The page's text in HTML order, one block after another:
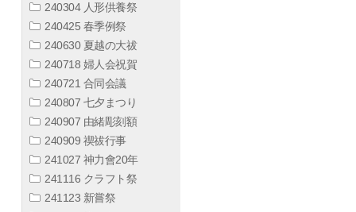
240304 人形供養祭
240425 春季例祭
240630 夏越の大祓
240718 婦人会祝賀
240721 合同会議
240807 七夕まつり
240907 由緒彫刻額
240909 禊祓行事
241027 神力會20年
241116 クラフト祭
241123 新嘗祭